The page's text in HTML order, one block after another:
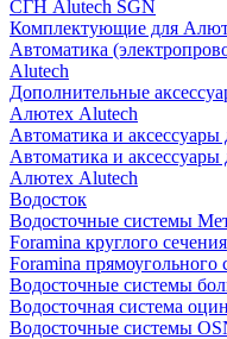
СГН Alutech SGN
Комплектующие для
Автоматика
Alutech
Дополнительные
Алютех Alutech
Автоматика и
Автоматика и
Алютех Alutech
Водосток
Водосточные системы
Foramina круглого сечения
Foramina прямоугольного
Водосточные системы
Водосточная система
Водосточные системы